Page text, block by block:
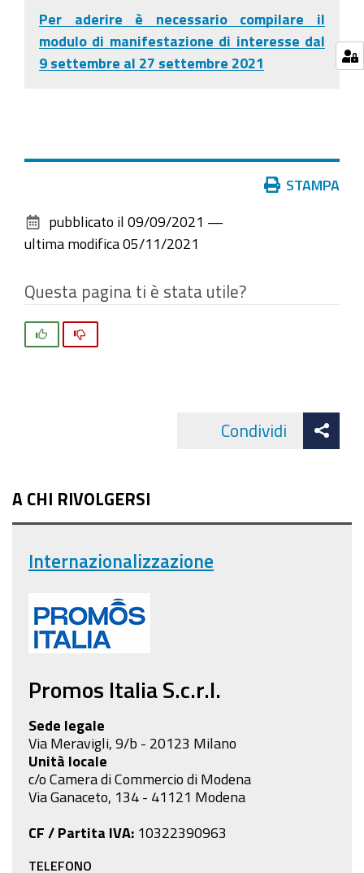
Per aderire è necessario compilare il
modulo di manifestazione di interesse dal
9 settembre al 27 settembre 2021
documento
STAMPA
pubblicato il 09/09/2021 —
ultima modifica 05/11/2021
Questa pagina ti è stata utile?
Condividi
A CHI RIVOLGERSI
Internazionalizzazione
Promos Italia S.c.r.l.
Sede legale
Via Meravigli, 9/b - 20123 Milano
Unità locale
c/o Camera di Commercio di Modena
Via Ganaceto, 134 - 41121 Modena
CF / Partita IVA: 10322390963
TELEFONO